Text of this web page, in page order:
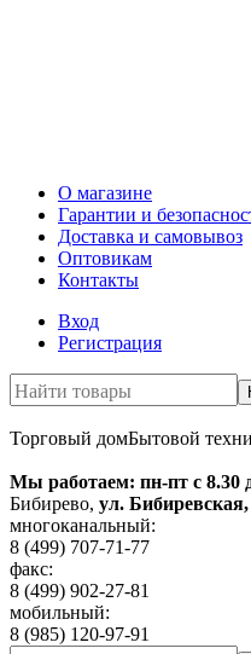
О магазине
Гарантии и
Доставка и самовывоз
Оптовикам
Контакты
Вход
Регистрация
Торговый домБытовой
Мы работаем: пн-пт с 8.30
Бибирево, ул. Бибиревская,
многоканальный:
8 (499) 707-71-77
факс:
8 (499) 902-27-81
мобильный:
8 (985) 120-97-91